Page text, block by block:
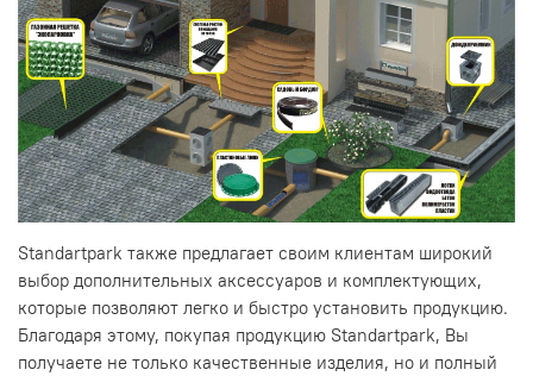
Standartpark также предлагает своим клиентам широкий
выбор дополнительных аксессуаров и комплектующих,
которые позволяют легко и быстро установить продукцию.
Благодаря этому, покупая продукцию Standartpark, Вы
получаете не только качественные изделия, но и полный